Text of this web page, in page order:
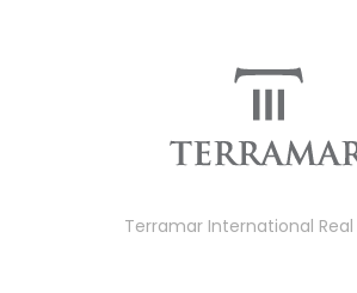
Terramar International Real